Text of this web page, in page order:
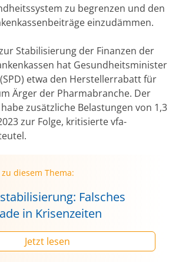
zu begrenzen und den
einzudämmen.
Stabilisierung der Finanzen der
hat Gesundheitsminister
etwa den Herstellerrabatt für
Ärger der Pharmabranche. Der
zusätzliche Belastungen von 1,3
zur Folge, kritisierte vfa-
diesem Thema:
Falsches
in Krisenzeiten
Jetzt lesen